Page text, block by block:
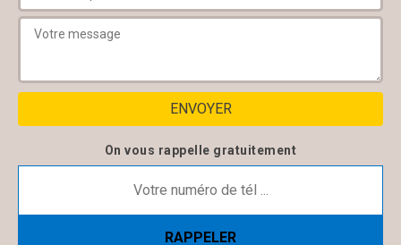
On vous rappelle gratuitement